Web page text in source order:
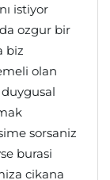
istiyor
ozgur bir
biz
olan
sorsaniz
burasi
cikana